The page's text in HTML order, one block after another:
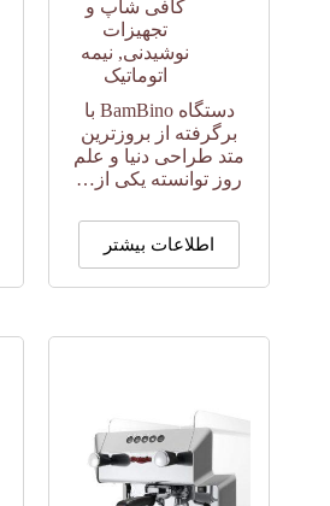
کافی شاپ و
تجهیزات
نوشیدنی, نیمه
اتوماتیک
دستگاه BamBino با
برگرفته از بروزترین
متد طراحی دنیا و علم
روز توانسته یکی از…
اطلاعات بیشتر